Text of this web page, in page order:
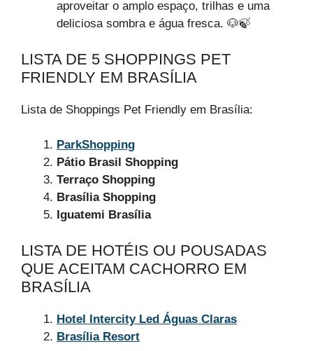
aproveitar o amplo espaço, trilhas e uma
deliciosa sombra e água fresca. 🐶🍃
LISTA DE 5 SHOPPINGS PET
FRIENDLY EM BRASÍLIA
Lista de Shoppings Pet Friendly em Brasília:
ParkShopping
Pátio Brasil Shopping
Terraço Shopping
Brasília Shopping
Iguatemi Brasília
LISTA DE HOTÉIS OU POUSADAS
QUE ACEITAM CACHORRO EM
BRASÍLIA
Hotel Intercity Led Águas Claras
Brasília Resort